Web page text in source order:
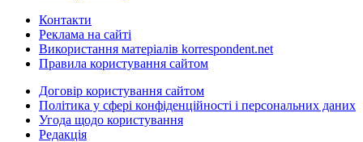
Контакти
Реклама на сайті
Використання матеріалів korrespondent.net
Правила користування сайтом
Договір користування сайтом
Політика у сфері конфіденційності і персональних даних
Угода щодо користування
Редакція